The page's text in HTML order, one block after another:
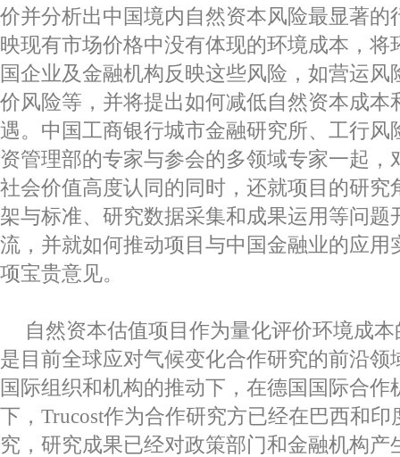
价并分析出中国境内自然资本风险最显著的
映现有市场价格中没有体现的环境成本，将
国企业及金融机构反映这些风险，如营运风
价风险等，并将提出如何减低自然资本成本
遇。中国工商银行城市金融研究所、工行风
资管理部的专家与参会的多领域专家一起，
社会价值高度认同的同时，还就项目的研究
架与标准、研究数据采集和成果运用等问题
流，并就如何推动项目与中国金融业的应用
项宝贵意见。
自然资本估值项目作为量化评价环境成
是目前全球应对气候变化合作研究的前沿领
国际组织和机构的推动下，在德国国际合作
下， Trucost作为合作研究方已经在巴西和印
究，研究成果已经对政策部门和金融机构产